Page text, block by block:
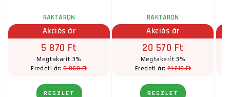
RAKTÁRON
Akciós ár
5 870 Ft
Megtakarít 3%
Eredeti ár:6 050 Ft
RÉSZLET
RAKTÁRON
Akciós ár
20 570 Ft
Megtakarít 3%
Eredeti ár:21 210 Ft
RÉSZLET